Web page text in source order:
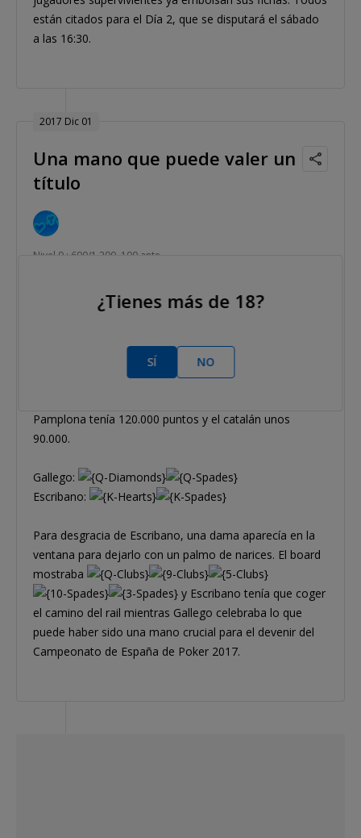
están citados para el Día 2, que se disputará el sábado
a las 16:30.
2017 Dic 01
Una mano que puede valer un
título
Nivel 9 : 600/1,200, 100 ante
peleado por hacer un buen papel que les coloque en
Se trata de Jesús Gallego Ansó y Robert Escribano, que
Pamplona tenía 120.000 puntos y el catalán unos
90.000.
Gallego:
Escribano:
Para desgracia de Escribano, una dama aparecía en la
ventana para dejarlo con un palmo de narices. El board
mostraba
y Escribano tenía que coger
el camino del rail mientras Gallego celebraba lo que
puede haber sido una mano crucial para el devenir del
Campeonato de España de Poker 2017.
¿Tienes más de 18?
SÍ NO